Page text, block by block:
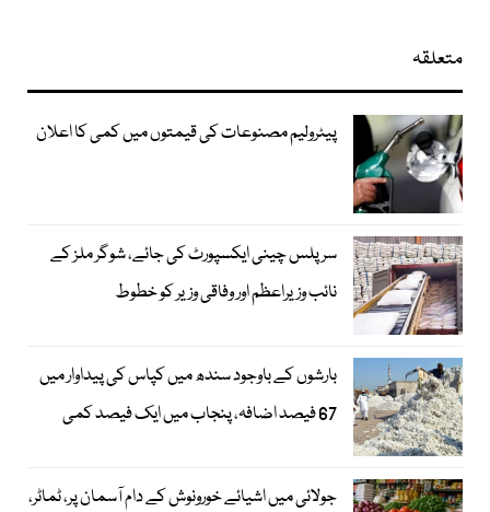
متعلقہ
پیٹرولیم مصنوعات کی قیمتوں میں کمی کا اعلان
سرپلس چینی ایکسپورٹ کی جائے، شوگر ملز کے
نائب وزیراعظم اور وفاقی وزیر کو خطوط
بارشوں کے باوجود سندھ میں کپاس کی پیداوار میں
67 فیصد اضافہ، پنجاب میں ایک فیصد کمی
جولائی میں اشیائے خورونوش کے دام آسمان پر، ٹماٹر،